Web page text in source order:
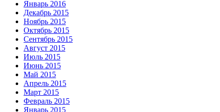
Январь 2016
Декабрь 2015
Ноябрь 2015
Октябрь 2015
Сентябрь 2015
Август 2015
Июль 2015
Июнь 2015
Май 2015
Апрель 2015
Март 2015
Февраль 2015
Январь 2015